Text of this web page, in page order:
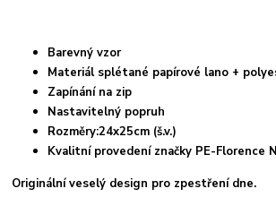
Barevný vzor
Materiál splétané papírové lano +
Zapínání na zip
Nastavitelný popruh
Rozměry:24x25cm (š.v.)
Kvalitní provedení značky PE-Florence
Originální veselý design pro zpestření dne.